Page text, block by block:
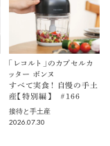
「レコルト」のカプセルカ
ッター ボンヌ
すべて実食！ 自慢の手土
産【特別編】 ＃166
接待と手土産
2026.07.30